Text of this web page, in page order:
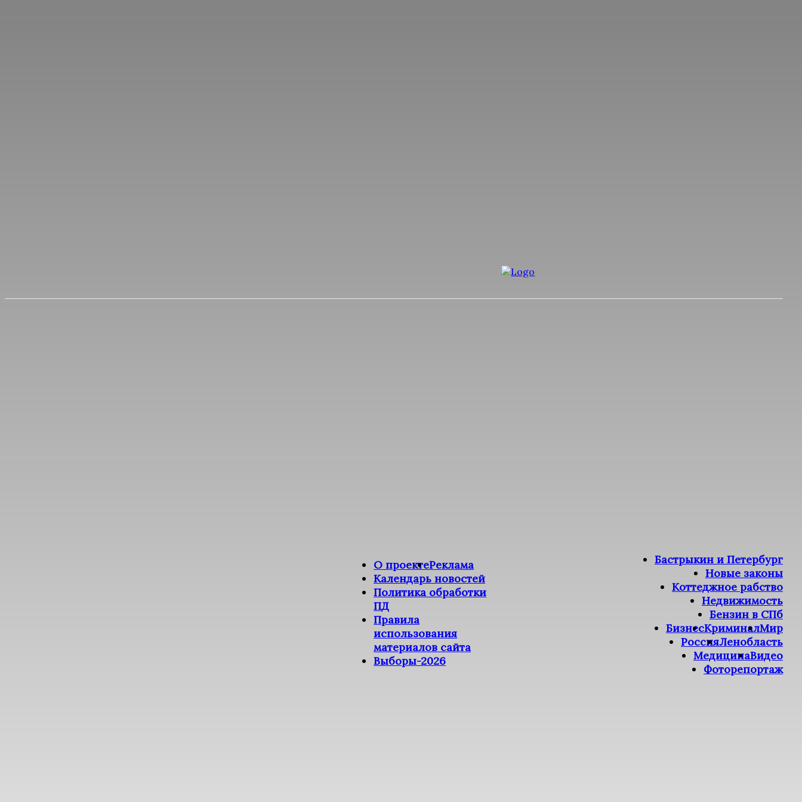
О проектеРеклама
Календарь новостей
Политика обработки
ПД
Правила
использования
материалов сайта
Выборы-2026
Бастрыкин и Петербург
Новые законы
Коттеджное рабство
Недвижимость
Бензин в СПб
БизнесКриминалМир
РоссияЛенобласть
МедицинаВидео
Фоторепортаж